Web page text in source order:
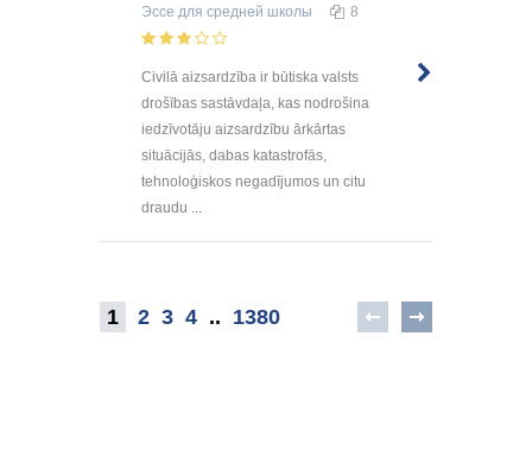
Эссе для средней школы 8
Civilā aizsardzība ir būtiska valsts
drošības sastāvdaļa, kas nodrošina
iedzīvotāju aizsardzību ārkārtas
situācijās, dabas katastrofās,
tehnoloģiskos negadījumos un citu
draudu ...
1 2 3 4 .. 1380